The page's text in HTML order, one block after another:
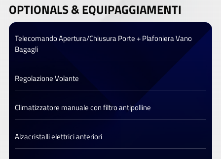
OPTIONALS &EQUIPAGGIAMENTI
Telecomando Apertura/Chiusura Porte + Plafoniera Vano
Bagagli
Regolazione Volante
Climatizzatore manuale con filtro antipolline
Alzacristalli elettrici anteriori